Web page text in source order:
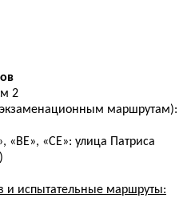
2
маршрутам):
«ВЕ», «СЕ»: улица Патриса
и испытательные маршруты: